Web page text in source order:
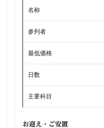
名称
参列者
最低価格
日数
主要科目
お迎え・ご安置